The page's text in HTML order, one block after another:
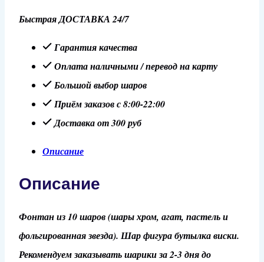
для
мужчин
Быстрая ДОСТАВКА 24/7
Гарантия качества
Оплата наличными / перевод на карту
Большой выбор шаров
Приём заказов с 8:00-22:00
Доставка от 300 руб
Описание
Описание
Фонтан из 10 шаров (шары хром, агат, пастель и
фольгированная звезда). Шар фигура бутылка виски.
Рекомендуем заказывать шарики за 2-3 дня до